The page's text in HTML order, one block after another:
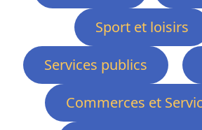
Sport et loisirs
Services publics
Commerces et